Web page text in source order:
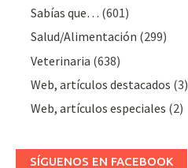
Sabías que… (601)
Salud/Alimentación (299)
Veterinaria (638)
Web, artículos destacados (3)
Web, artículos especiales (2)
SÍGUENOS EN FACEBOOK